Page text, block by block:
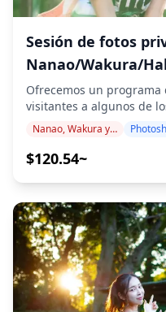
populares para
Garganta de
icónicos puentes de
Ayatori-bashi sobre el
con sus espectaculares
otoñales - Ko-soyu
casas de baños públicos
porcelana de Kutani -
Katayama Onsen con
Arquitectura tradicional
japoneses - Aspectos
de cerezo, follaje otoñal
reunión programada, la
cantidad de fotos
pronostica lluvia para el
de la fecha
día de la sesión, hay
reprogramar la fecha y
Sesión de fotos
Nanao/Wakura/
Ofrecemos un
visitantes a algunos de
de Nanao, Wakura y
altamente cualificados,
horario de viaje,
favor, comparta su
sesiones de fotografía
lugar de Nanao /
con hasta 3 días de
que haya un fotógrafo
más de 100 archivos de
el plazo de una
fotos favoritas para que
Nanao, Wakura y Hakui
$120.54~